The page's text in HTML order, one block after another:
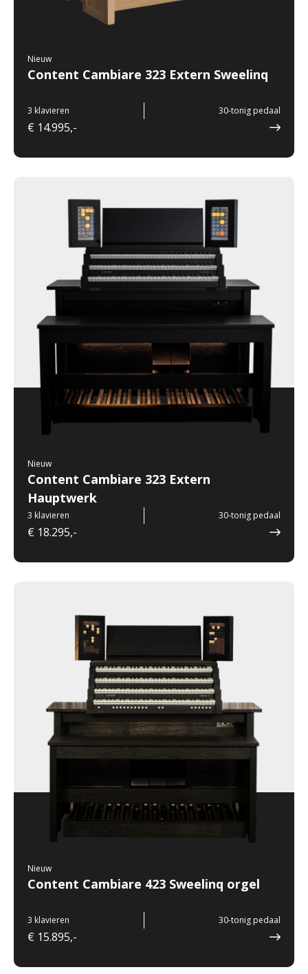
Nieuw
Content Cambiare 323 Extern Sweelinq
3 klavieren 30-tonig pedaal
€ 14.995,-
Nieuw
Content Cambiare 323 Extern
Hauptwerk
3 klavieren 30-tonig pedaal
€ 18.295,-
Nieuw
Content Cambiare 423 Sweelinq orgel
3 klavieren 30-tonig pedaal
€ 15.895,-